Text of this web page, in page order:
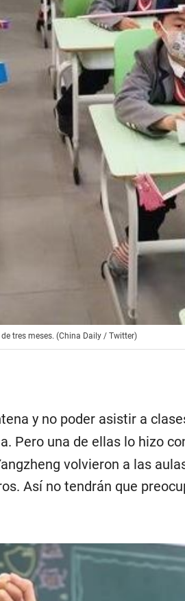
tres meses. (China Daily / Twitter)
y no poder asistir a
Pero una de ellas lo hizo
volvieron a las
Así no tendrán que